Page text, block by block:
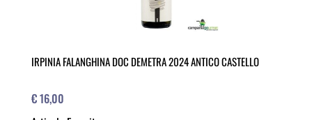
IRPINIA FALANGHINA DOC DEMETRA 2024 ANTICO CASTELLO
€ 16,00